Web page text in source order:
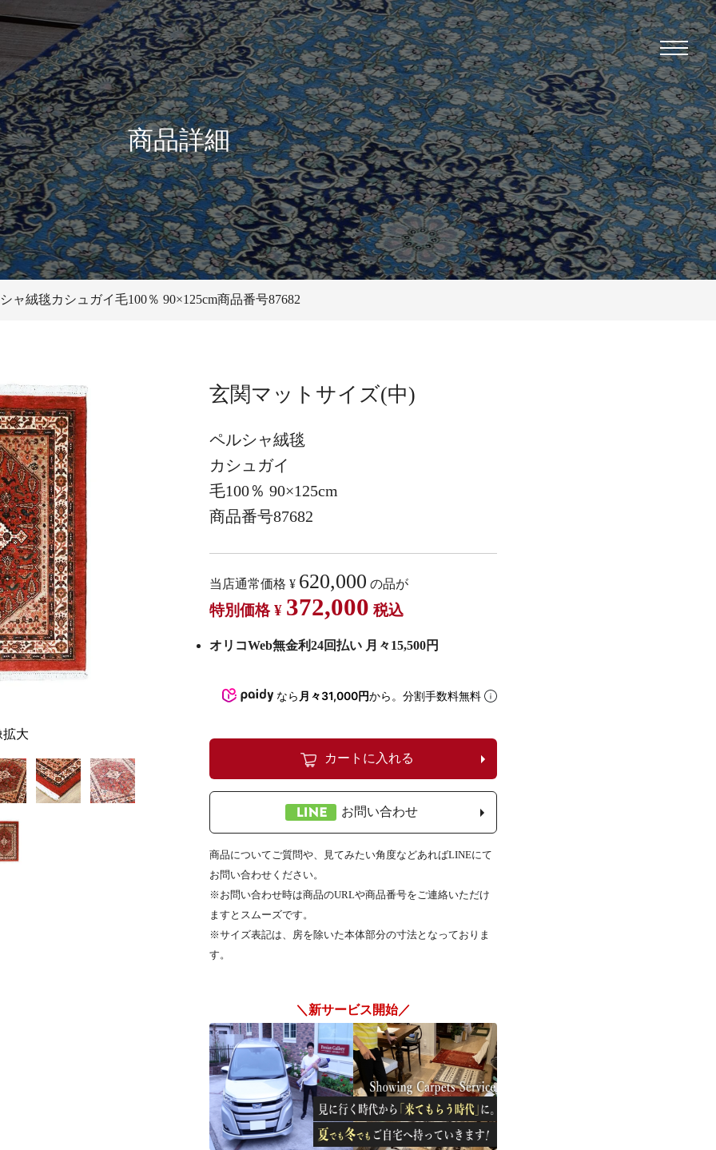
商品詳細
ャ絨毯カシュガイ毛100％ 90×125cm商品番号87682
拡大
玄関マットサイズ(中)
ペルシャ絨毯
カシュガイ
毛100％ 90×125cm
商品番号87682
当店通常価格 ¥ 620,000 の品が
特別価格 ¥ 372,000 税込
オリコWeb無金利24回払い 月々15,500円
なら 月々31,000円から。分割手数料無料
カートに入れる
お問い合わせ
商品についてご質問や、見てみたい角度などあればLINEにて
お問い合わせください。
※お問い合わせ時は商品のURLや商品番号をご連絡いただけ
ますとスムーズです。
※サイズ表記は、房を除いた本体部分の寸法となっておりま
す。
＼新サービス開始／